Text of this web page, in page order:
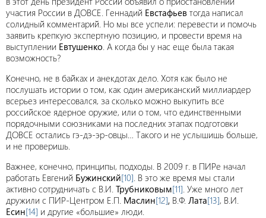
участия России в ДОВСЕ. Геннадий Евстафьев тогда написал
солидный комментарий. Но мы все успели: перевести и помочь
заявить крепкую экспертную позицию, и провести время на
выступлении Евтушенко. А когда бы у нас еще была такая
возможность?
Конечно, не в байках и анекдотах дело. Хотя как было не
послушать истории о том, как один американский миллиардер
всерьез интересовался, за сколько можно выкупить все
российское ядерное оружие, или о том, что единственными
порядочными союзниками на последних этапах подготовки
ДОВСЕ остались гэ-дэ-эр-овцы… Такого и не услышишь больше,
и не проверишь.
Важнее, конечно, принципы, подходы. В 2009 г. в ПИРе начал
работать Евгений Бужинский[10]. В это же время мы стали
активно сотрудничать с В.И. Трубниковым[11]. Уже много лет
дружили с ПИР-Центром Е.П. Маслин[12], В.Ф. Лата[13], В.И.
Есин[14] и другие «большие» люди.